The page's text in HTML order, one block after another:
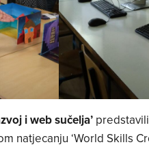
i web sučelja’
natjecanju ‘World Skills